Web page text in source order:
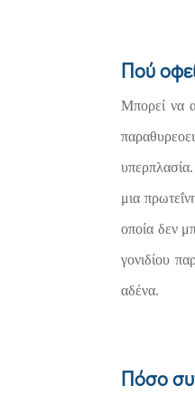
Πού
Μπορεί να
μια
οποία δεν
γονιδίου
αδένα.
Πόσο